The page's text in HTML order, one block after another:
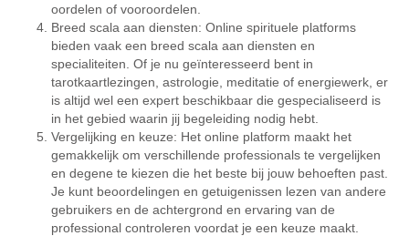
oordelen of vooroordelen.
Breed scala aan diensten: Online spirituele platforms
bieden vaak een breed scala aan diensten en
specialiteiten. Of je nu geïnteresseerd bent in
tarotkaartlezingen, astrologie, meditatie of energiewerk, er
is altijd wel een expert beschikbaar die gespecialiseerd is
in het gebied waarin jij begeleiding nodig hebt.
Vergelijking en keuze: Het online platform maakt het
gemakkelijk om verschillende professionals te vergelijken
en degene te kiezen die het beste bij jouw behoeften past.
Je kunt beoordelingen en getuigenissen lezen van andere
gebruikers en de achtergrond en ervaring van de
professional controleren voordat je een keuze maakt.